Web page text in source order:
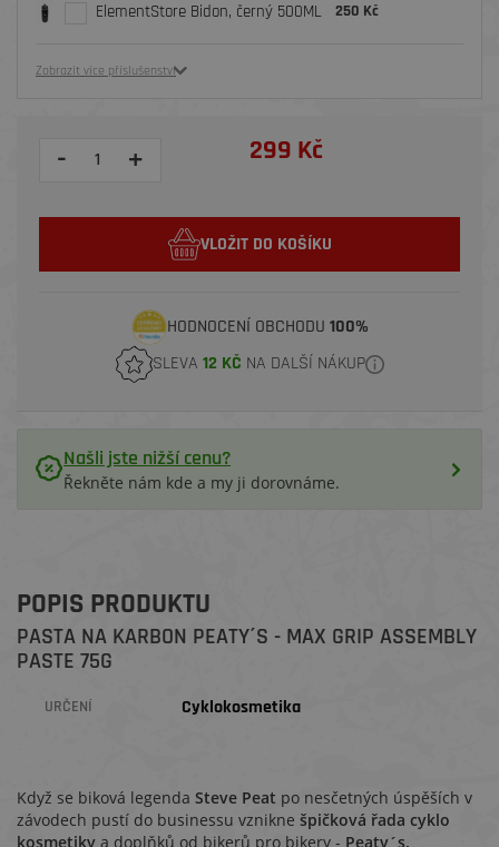
ElementStore Bidon, černý 500ML 250 Kč
Zobrazit více příslušenství
- + 299 Kč
VLOŽIT DO KOŠÍKU
HODNOCENÍ OBCHODU 100%
SLEVA 12 KČ NA DALŠÍ NÁKUP
Našli jste nižší cenu?
Řekněte nám kde a my ji dorovnáme.
POPIS PRODUKTU
PASTA NA KARBON PEATY´S - MAX GRIP ASSEMBLY
PASTE 75G
URČENÍ Cyklokosmetika
Když se biková legenda Steve Peat po nesčetných úspěších v
závodech pustí do businessu vznikne špičková řada cyklo
kosmetiky a doplňků od bikerů pro bikery - Peaty´s.